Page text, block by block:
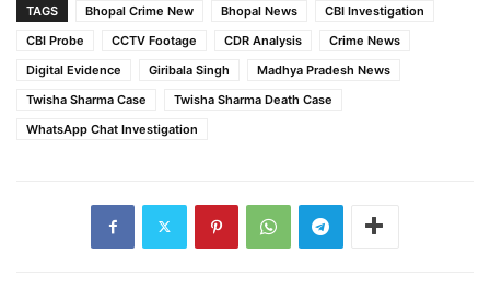
TAGS Bhopal Crime New Bhopal News
CBI Investigation
CBI Probe
CCTV Footage CDR Analysis
Crime News
Digital Evidence
Giribala Singh
Madhya Pradesh News
Twisha Sharma Case
Twisha Sharma Death Case
WhatsApp Chat Investigation